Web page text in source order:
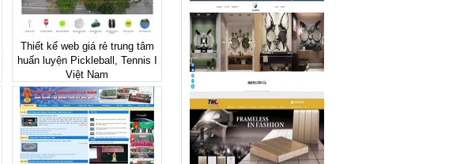
Thiết kế web giá rẻ trung tâm
huấn luyện Pickleball, Tennis I
Việt Nam